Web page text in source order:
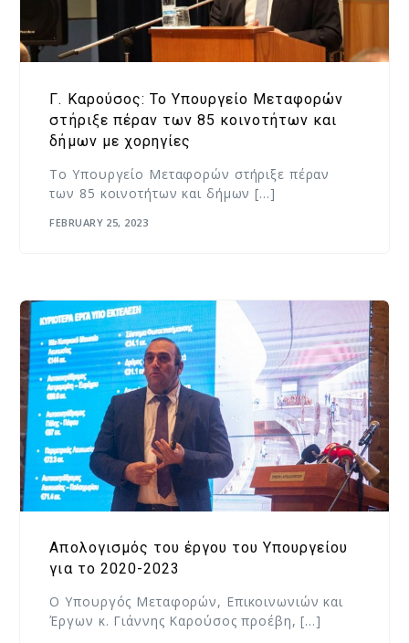
Γ. Καρούσος: Το Υπουργείο Μεταφορών
στήριξε πέραν των 85 κοινοτήτων και
δήμων με χορηγίες
Το Υπουργείο Μεταφορών στήριξε πέραν
των 85 κοινοτήτων και δήμων […]
FEBRUARY 25, 2023
Απολογισμός του έργου του Υπουργείου
για το 2020-2023
Ο Υπουργός Μεταφορών, Επικοινωνιών και
Έργων κ. Γιάννης Καρούσος προέβη, […]